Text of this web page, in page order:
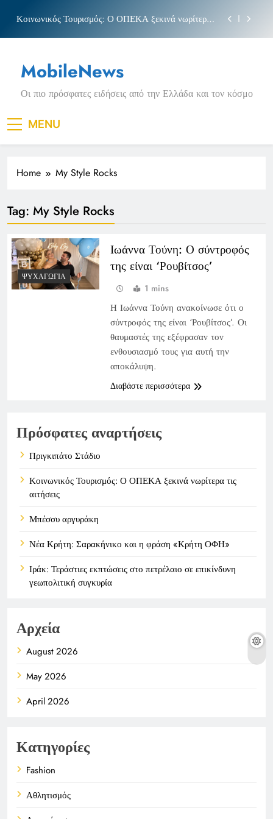
content
Κοινωνικός Τουρισμός: Ο ΟΠΕΚΑ ξεκινά νωρίτερα
Νέα Κρήτη: Σαρακήνικο και η φράση «Κρήτη
ΟΦΗ»
Πριγκιπάτο Στάδιο
Κοινωνικός Τουρισμός: Ο ΟΠΕΚΑ ξεκινά νωρίτερα
τις αιτήσεις
Μπέσσυ αργυράκη
Νέα Κρήτη: Σαρακήνικο και η φράση «Κρήτη
MobileNews
Οι πιο πρόσφατες ειδήσεις από την Ελλάδα και τον κόσμο
MENU
Home My Style Rocks
Tag: My Style Rocks
ΨΥΧΑΓΩΓΊΑ
Ιωάννα Τούνη: Ο σύντροφός
της είναι ‘Ρουβίτσος’
1 mins
Η Ιωάννα Τούνη ανακοίνωσε ότι ο
σύντροφός της είναι ‘Ρουβίτσος’. Οι
θαυμαστές της εξέφρασαν τον
ενθουσιασμό τους για αυτή την
αποκάλυψη.
Διαβάστε περισσότερα
Πρόσφατες αναρτήσεις
Πριγκιπάτο Στάδιο
Κοινωνικός Τουρισμός: Ο ΟΠΕΚΑ ξεκινά νωρίτερα τις
αιτήσεις
Μπέσσυ αργυράκη
Νέα Κρήτη: Σαρακήνικο και η φράση «Κρήτη ΟΦΗ»
Ιράκ: Τεράστιες εκπτώσεις στο πετρέλαιο σε επικίνδυνη
γεωπολιτική συγκυρία
Αρχεία
August 2026
May 2026
April 2026
Κατηγορίες
Fashion
Αθλητισμός